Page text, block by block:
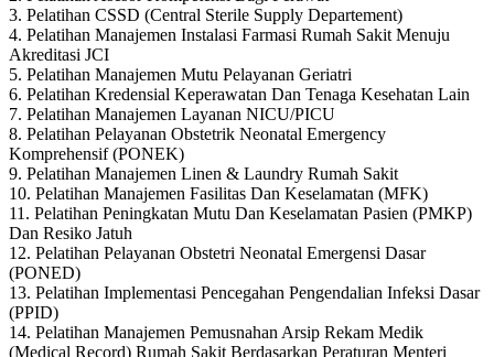
3. Pelatihan CSSD (Central Sterile Supply Departement)
4. Pelatihan Manajemen Instalasi Farmasi Rumah Sakit Menuju
Akreditasi JCI
5. Pelatihan Manajemen Mutu Pelayanan Geriatri
6. Pelatihan Kredensial Keperawatan Dan Tenaga Kesehatan Lain
7. Pelatihan Manajemen Layanan NICU/PICU
8. Pelatihan Pelayanan Obstetrik Neonatal Emergency
Komprehensif (PONEK)
9. Pelatihan Manajemen Linen & Laundry Rumah Sakit
10. Pelatihan Manajemen Fasilitas Dan Keselamatan (MFK)
11. Pelatihan Peningkatan Mutu Dan Keselamatan Pasien (PMKP)
Dan Resiko Jatuh
12. Pelatihan Pelayanan Obstetri Neonatal Emergensi Dasar
(PONED)
13. Pelatihan Implementasi Pencegahan Pengendalian Infeksi Dasar
(PPID)
14. Pelatihan Manajemen Pemusnahan Arsip Rekam Medik
(Medical Record) Rumah Sakit Berdasarkan Peraturan Menteri